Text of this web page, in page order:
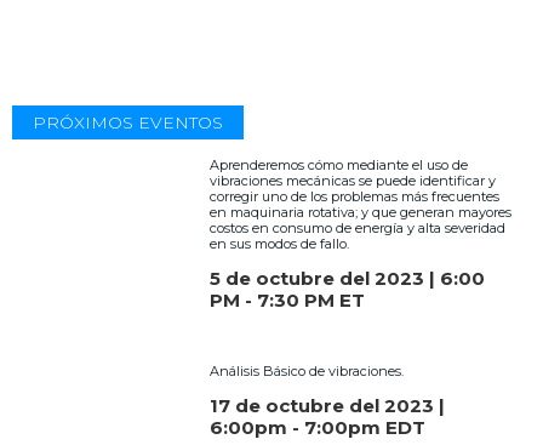
PRÓXIMOS EVENTOS
Aprenderemos cómo mediante el uso de
vibraciones mecánicas se puede identificar y
corregir uno de los problemas más frecuentes
en maquinaria rotativa; y que generan mayores
costos en consumo de energía y alta severidad
en sus modos de fallo.
5 de octubre del 2023 | 6:00
PM - 7:30 PM ET
Análisis Básico de vibraciones.
17 de octubre del 2023 |
6:00pm - 7:00pm EDT